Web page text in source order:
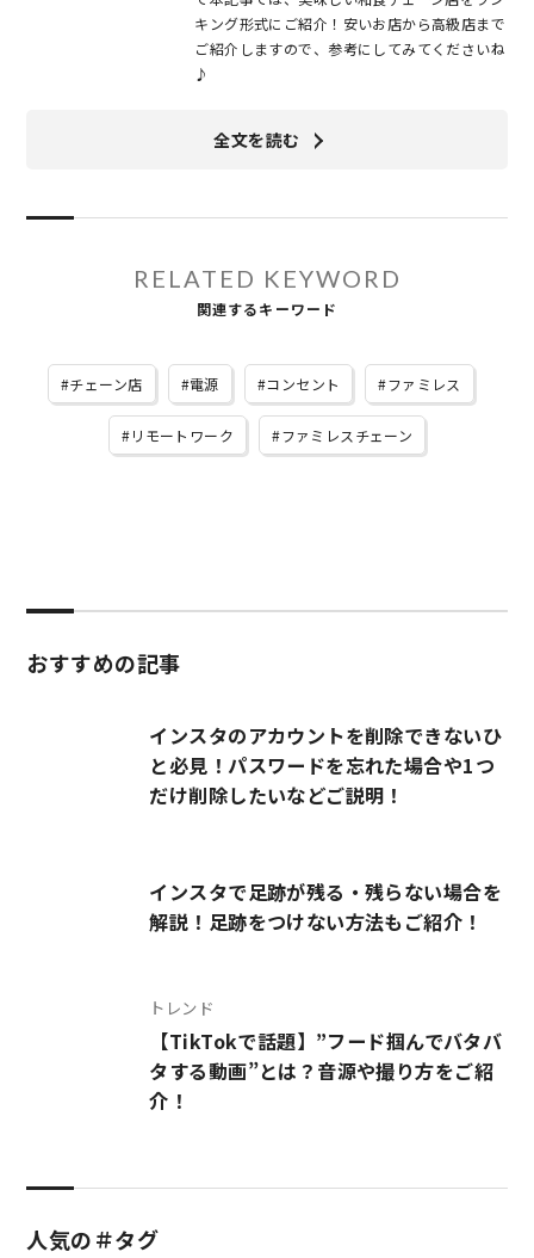
キング形式にご紹介！安いお店から高級店まで
ご紹介しますので、参考にしてみてくださいね
♪
全文を読む
RELATED KEYWORD
関連するキーワード
チェーン店 電源 コンセント ファミレス
リモートワーク ファミレスチェーン
おすすめの記事
インスタのアカウントを削除できないひ
と必見！パスワードを忘れた場合や1つ
だけ削除したいなどご説明！
インスタで足跡が残る・残らない場合を
解説！足跡をつけない方法もご紹介！
トレンド
【TikTokで話題】”フード掴んでバタバ
タする動画”とは？音源や撮り方をご紹
介！
人気の＃タグ